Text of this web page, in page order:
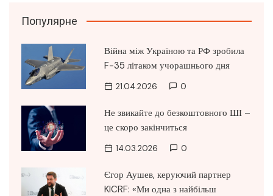
Популярне
Війна між Україною та РФ зробила
F-35 літаком учорашнього дня
21.04.2026 0
Не звикайте до безкоштовного ШІ –
це скоро закінчиться
14.03.2026 0
Єгор Аушев, керуючий партнер
KICRF: «Ми одна з найбільш